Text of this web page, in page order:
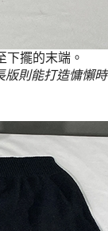
擺的末端。
則能打造慵懶時